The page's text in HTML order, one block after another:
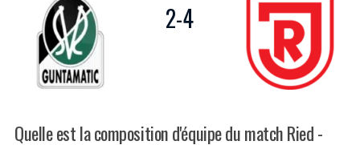
2-4
Quelle est la composition d'équipe du match Ried -